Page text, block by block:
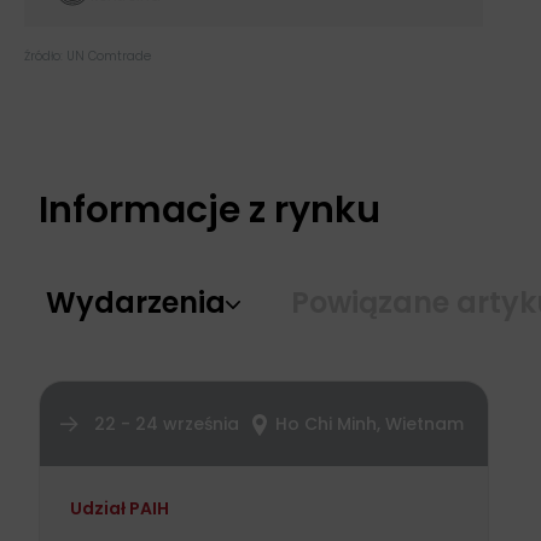
Źródło: UN Comtrade
Informacje z rynku
Wydarzenia
22 - 24 września Ho Chi Minh, Wietnam
Udział PAIH